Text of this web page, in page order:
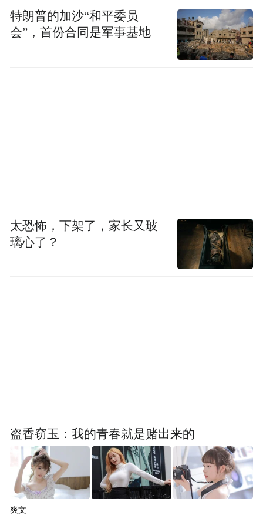
特朗普的加沙“和平委员
会”，首份合同是军事基地
太恐怖，下架了，家长又玻
璃心了？
盗香窃玉：我的青春就是赌出来的
爽文